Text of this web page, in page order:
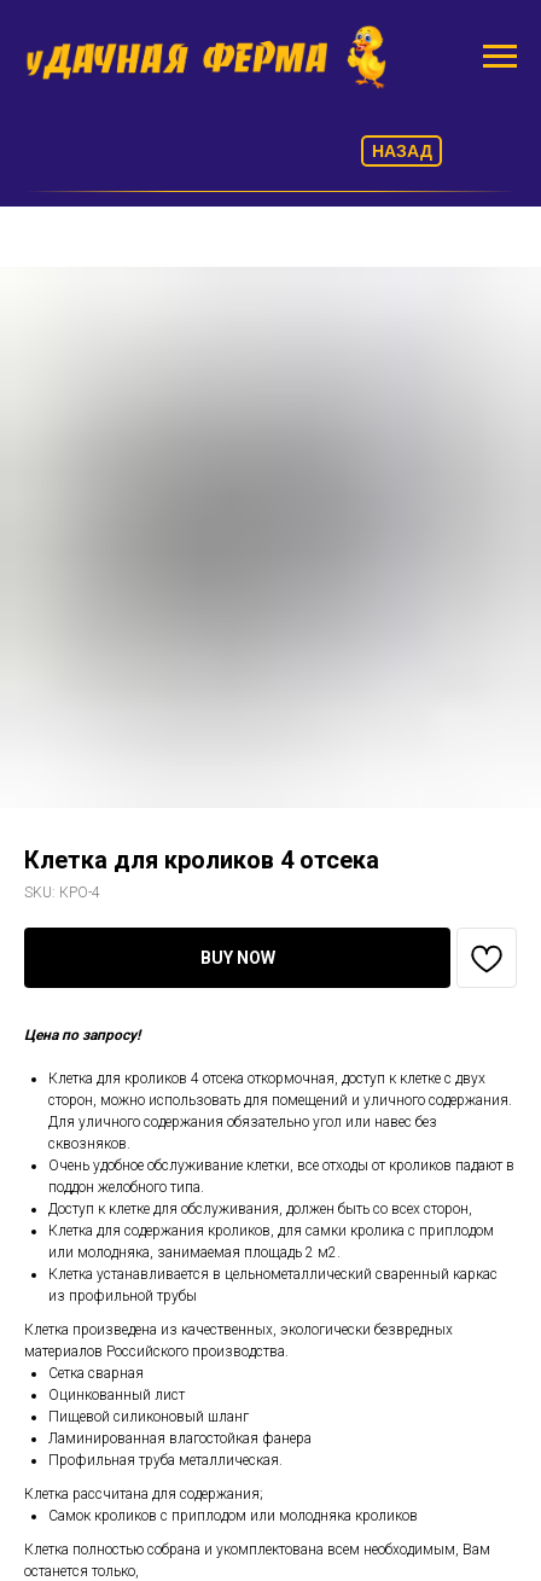
НАЗАД
Клетка для кроликов 4 отсека
SKU: КРО-4
BUY NOW
Цена по запросу!
Клетка для кроликов 4 отсека откормочная, доступ к клетке с двух
сторон, можно использовать для помещений и уличного содержания.
Для уличного содержания обязательно угол или навес без
сквозняков.
Очень удобное обслуживание клетки, все отходы от кроликов падают в
поддон желобного типа.
Доступ к клетке для обслуживания, должен быть со всех сторон,
Клетка для содержания кроликов, для самки кролика с приплодом
или молодняка, занимаемая площадь 2 м2.
Клетка устанавливается в цельнометаллический сваренный каркас
из профильной трубы
Клетка произведена из качественных, экологически безвредных
материалов Российского производства.
Сетка сварная
Оцинкованный лист
Пищевой силиконовый шланг
Ламинированная влагостойкая фанера
Профильная труба металлическая.
Клетка рассчитана для содержания;
Самок кроликов с приплодом или молодняка кроликов
Клетка полностью собрана и укомплектована всем необходимым, Вам
останется только,